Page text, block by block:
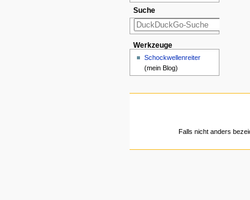
Suche
Werkzeuge
Schockwellenreiter
(mein Blog)
Falls nicht anders